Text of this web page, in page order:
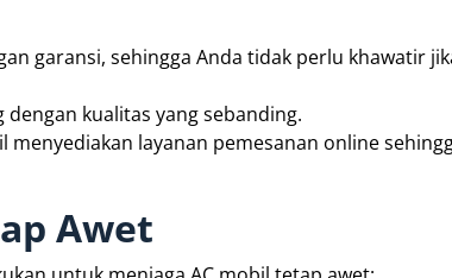
garansi, sehingga Anda tidak perlu khawatir
kualitas yang sebanding.
layanan pemesanan online
Awet